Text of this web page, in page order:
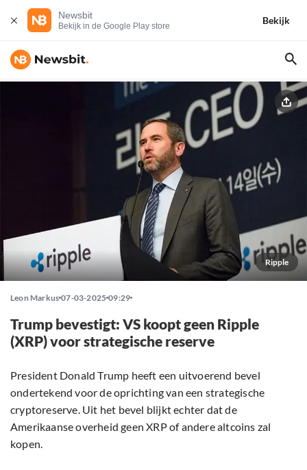
Newsbit
Bekijk in de Google Play store
Bekijk
Ripple
Leon Markus 07-03-2025 09:29
Trump bevestigt: VS koopt geen Ripple
(XRP) voor strategische reserve
President Donald Trump heeft een uitvoerend bevel
ondertekend voor de oprichting van een strategische
cryptoreserve. Uit het bevel blijkt echter dat de
Amerikaanse overheid geen XRP of andere altcoins zal
kopen.